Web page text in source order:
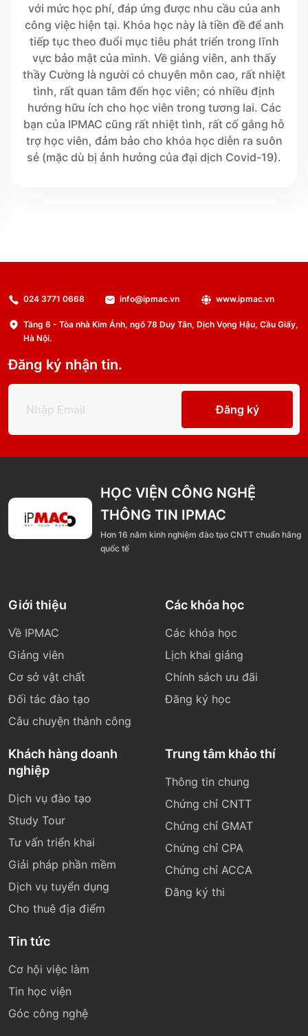
với mức học phí, đáp ứng được nhu cầu của anh
công việc hiện tại. Khóa học này là tiền đề để anh
tiếp tục theo đuổi mục tiêu phát triển trong lĩnh
vực bảo mật của mình. Về giảng viên, anh thấy
thầy Cường là người có chuyên môn cao, rất nhiệt
tình, rất quan tâm đến học viên; có nhiều định
hướng hữu ích cho học viên trong tương lai. Các
bạn của IPMAC cũng rất nhiệt tình, rất cố gắng hỗ
trợ học viên, đảm bảo cho khóa học diễn ra suôn
sẻ (mặc dù bị ảnh hưởng của đại dịch Covid-19).
024 3771 0668 info@ipmac.vn www.ipmac.vn
Tầng 6 - Tòa nhà Kim Ánh, ngõ 78 Duy Tân, Dịch Vọng Hậu, Cầu Giấy,
Hà Nội.
Đăng ký nhận tin.
Đăng ký
HỌC VIỆN CÔNG NGHỆ
THÔNG TIN IPMAC
Hơn 16 năm kinh nghiệm đào tạo CNTT chuẩn hãng
quốc tế
Giới thiệu
Về IPMAC
Giảng viên
Cơ sở vật chất
Đối tác đào tạo
Câu chuyện thành công
Các khóa học
Các khóa học
Lịch khai giảng
Chính sách ưu đãi
Đăng ký học
Khách hàng doanh
nghiệp
Dịch vụ đào tạo
Study Tour
Tư vấn triển khai
Giải pháp phần mềm
Dịch vụ tuyển dụng
Cho thuê địa điểm
Trung tâm khảo thí
Thông tin chung
Chứng chỉ CNTT
Chứng chỉ GMAT
Chứng chỉ CPA
Chứng chỉ ACCA
Đăng ký thi
Tin tức
Cơ hội việc làm
Tin học viện
Góc công nghệ